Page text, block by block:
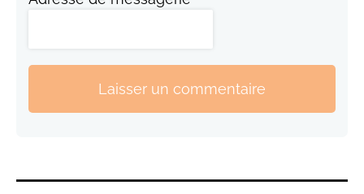
Laisser un commentaire